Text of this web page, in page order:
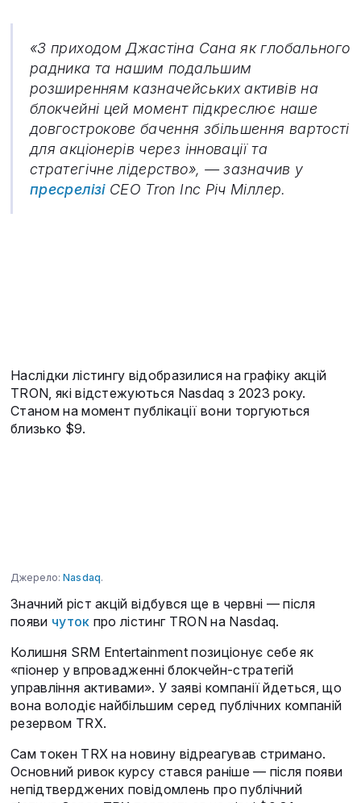
«З приходом Джастіна Сана як глобального
радника та нашим подальшим
розширенням казначейських активів на
блокчейні цей момент підкреслює наше
довгострокове бачення збільшення вартості
для акціонерів через інновації та
стратегічне лідерство», — зазначив у
пресрелізіCEO Tron Inc Річ Міллер.
Наслідки лістингу відобразилися на графіку акцій
TRON, які відстежуються Nasdaq з 2023 року.
Станом на момент публікації вони торгуються
близько $9.
Джерело: Nasdaq.
Значний ріст акцій відбувся ще в червні — після
появи чуток про лістинг TRON на Nasdaq.
Колишня SRM Entertainment позиціонує себе як
«піонер у впровадженні блокчейн-стратегій
управління активами». У заяві компанії йдеться, що
вона володіє найбільшим серед публічних компаній
резервом TRX.
Сам токен TRX на новину відреагував стримано.
Основний ривок курсу стався раніше — після появи
непідтверджених повідомлень про публічний